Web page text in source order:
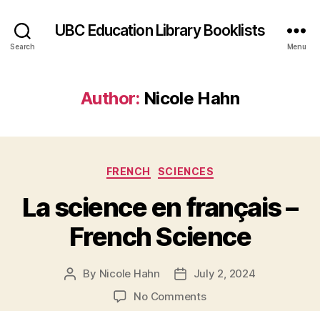
Search
UBC Education Library Booklists
Menu
Author: Nicole Hahn
Categories
FRENCH SCIENCES
La science en français –
French Science
Post
By Nicole Hahn
PostJuly 2, 2024
No Commentson